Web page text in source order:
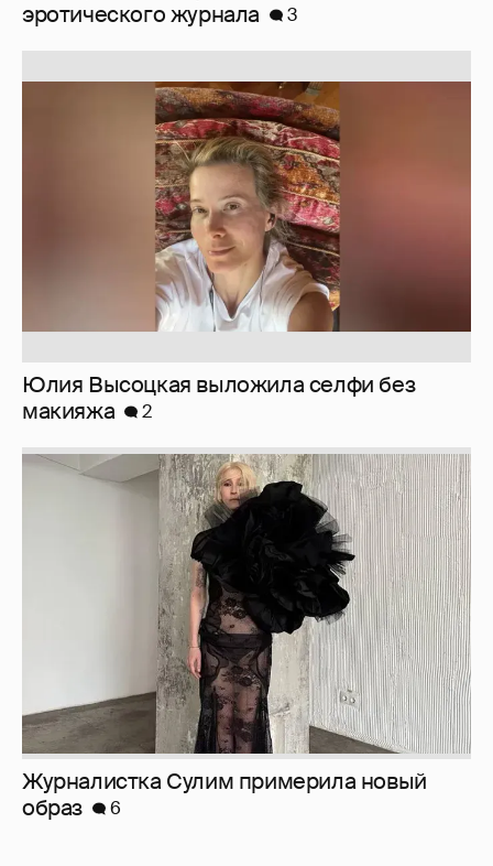
Юлия Высоцкая выложила селфи без
Журналистка Сулим примерила новый